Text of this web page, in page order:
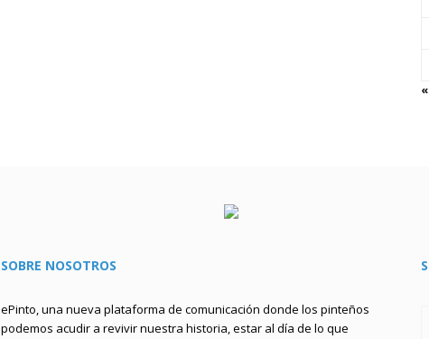
SOBRE NOSOTROS
ePinto, una nueva plataforma de comunicación donde los pinteños
podemos acudir a revivir nuestra historia, estar al día de lo que